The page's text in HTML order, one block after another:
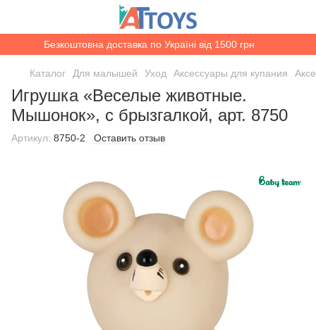
Безкоштовна доставка по Україні від 1500 грн
Каталог Для малышей Уход Аксессуары для купания
Игрушка «Веселые животные.
Мышонок», с брызгалкой, арт. 8750
Артикул: 8750-2 Оставить отзыв